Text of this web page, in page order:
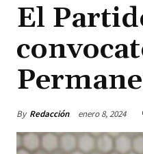
El
By Redacción enero 8, 2024